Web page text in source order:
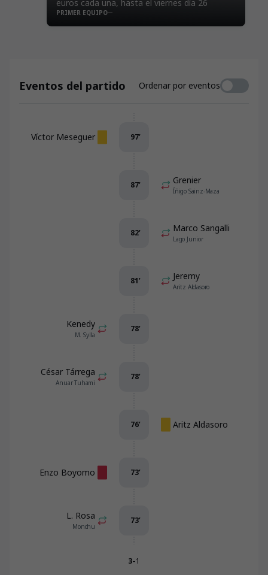
euros cada una, hasta el viernes día 26
PRIMER EQUIPO
Eventos del partido Ordenar por eventos
Víctor Meseguer 97’
Grenier
Íñigo Sainz-Maza
87’
Marco Sangalli
Lago Junior
82’
Jeremy
Aritz Aldasoro
81’
Kenedy
M. Sylla
78’
César Tárrega
Anuar Tuhami
78’
Aritz Aldasoro
76’
Enzo Boyomo 73’
L. Rosa
Monchu
73’
3-1